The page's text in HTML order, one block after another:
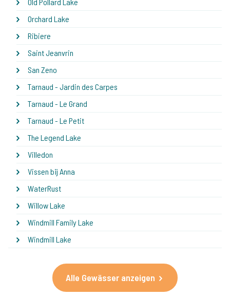
Orchard Lake
Ribiere
Saint Jeanvrin
San Zeno
Tarnaud - Jardin des Carpes
Tarnaud - Le Grand
Tarnaud - Le Petit
The Legend Lake
Villedon
Vissen bij Anna
WaterRust
Willow Lake
Windmill Family Lake
Windmill Lake
Alle Gewässer anzeigen